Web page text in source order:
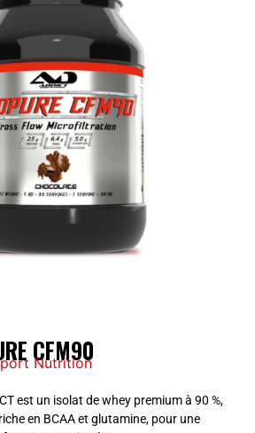
CFM90
Nutrition
est un isolat de whey premium à 90 %,
en BCAA et glutamine, pour une